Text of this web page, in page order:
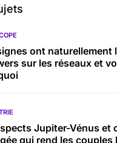
ont naturellement
sur les réseaux et
Jupiter-Vénus et
qui rend les couples